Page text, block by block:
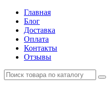
Главная
Блог
Доставка
Оплата
Контакты
Отзывы